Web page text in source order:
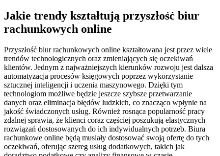
Jakie trendy kształtują przyszłość biur
rachunkowych online
Przyszłość biur rachunkowych online kształtowana jest przez wiele
trendów technologicznych oraz zmieniających się oczekiwań
klientów. Jednym z najważniejszych kierunków rozwoju jest dalsza
automatyzacja procesów księgowych poprzez wykorzystanie
sztucznej inteligencji i uczenia maszynowego. Dzięki tym
technologiom możliwe będzie jeszcze szybsze przetwarzanie
danych oraz eliminacja błędów ludzkich, co znacząco wpłynie na
jakość świadczonych usług. Również rosnąca popularność pracy
zdalnej sprawia, że klienci coraz częściej poszukują elastycznych
rozwiązań dostosowanych do ich indywidualnych potrzeb. Biura
rachunkowe online będą musiały dostosować swoją ofertę do tych
oczekiwań, oferując szereg usług dodatkowych, takich jak